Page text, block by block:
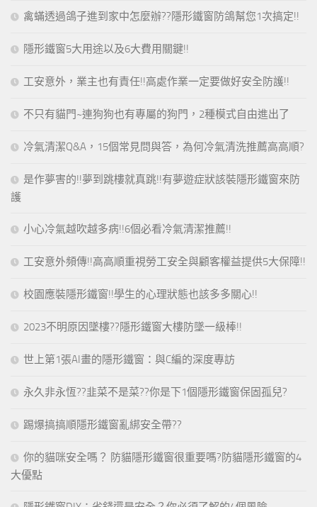
禽蟎透過鴿子進到家中怎麼辦??隱形鐵窗防鴿幫您1次搞定!!
隱形鐵窗5大用途以及6大費用關鍵!!
工安意外，業主也有責任!!高處作業一定要做好安全防護!!
不只有貓門~連狗狗也有專屬的狗門，2種模式自由進出了
冷氣清潔Q&A，15個常見問與答，為何冷氣清洗推薦高高順?
是作夢害的!!夢到跳樓就真跳!!有夢遊症狀該裝隱形鐵窗來防
護
小心冷氣越吹越多病!!6個必看冷氣清潔推薦!!
工安意外頻傳!!高高順重視勞工安全與顧客權益提供5大保障!!
校園應裝隱形鐵窗!!學生的心理狀態也該多多關心!!
2023不明原因墜樓??隱形鐵窗大樓防墜一級棒!!
世上第1張AI畫的隱形鐵窗：與C編的深度專訪
永久非永恆??韭菜不是菜??你是下1個隱形鐵窗保固孤兒?
踢爆搞搞順隱形鐵窗亂綁安全帶??
你的貓咪安全嗎？ 防貓隱形鐵窗很重要嗎?防貓隱形鐵窗的4
大優點